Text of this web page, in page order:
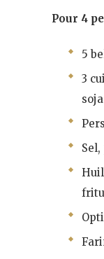
Pour 4
5
3
soja